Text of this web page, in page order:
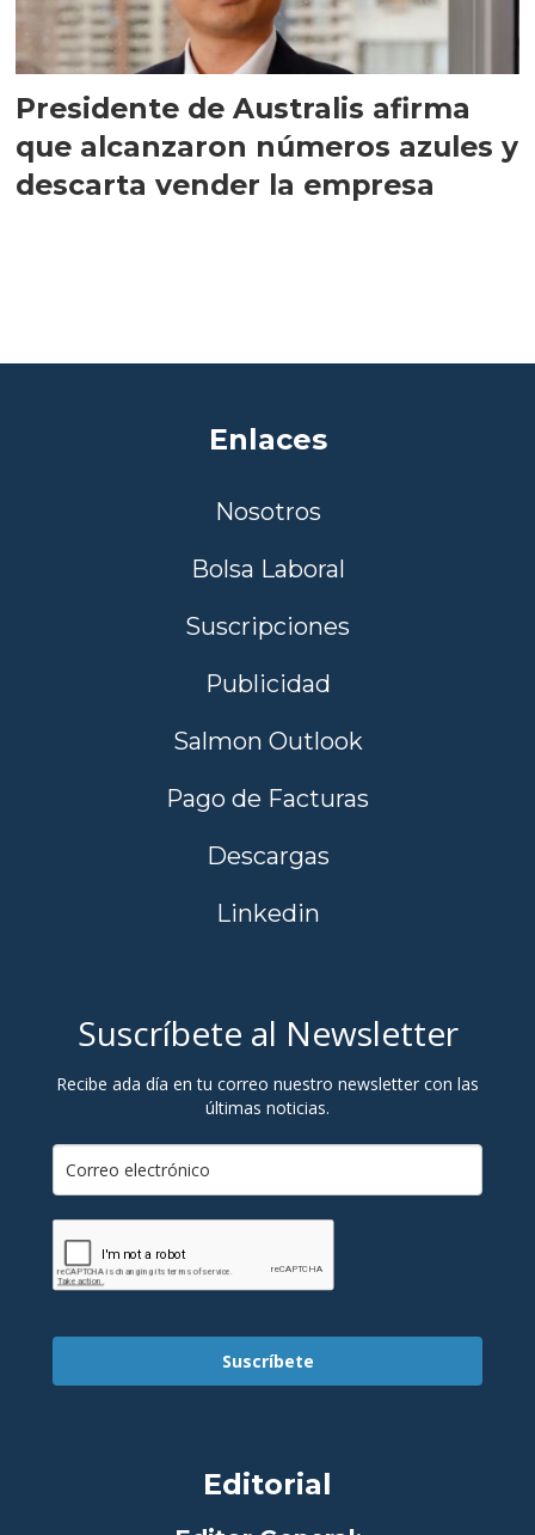
Presidente de Australis afirma
que alcanzaron números azules y
descarta vender la empresa
Enlaces
Nosotros
Bolsa Laboral
Suscripciones
Publicidad
Salmon Outlook
Pago de Facturas
Descargas
Linkedin
Suscríbete al Newsletter
Recibe ada día en tu correo nuestro newsletter con las
últimas noticias.
Suscríbete
Editorial